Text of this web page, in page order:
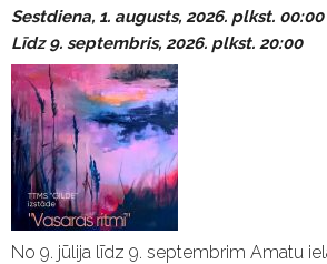
Sestdiena, 1. augusts, 2026. plkst. 00:00
Līdz 9. septembris, 2026. plkst. 20:00
No 9. jūlija līdz 9. septembrim Amatu